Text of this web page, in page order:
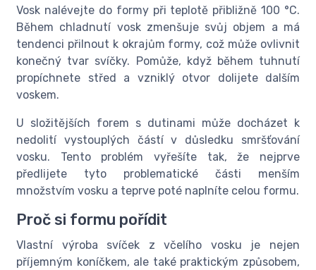
Vosk nalévejte do formy při teplotě přibližně 100 °C.
Během chladnutí vosk zmenšuje svůj objem a má
tendenci přilnout k okrajům formy, což může ovlivnit
konečný tvar svíčky. Pomůže, když během tuhnutí
propíchnete střed a vzniklý otvor dolijete dalším
voskem.
U složitějších forem s dutinami může docházet k
nedolití vystouplých částí v důsledku smršťování
vosku. Tento problém vyřešíte tak, že nejprve
předlijete tyto problematické části menším
množstvím vosku a teprve poté naplníte celou formu.
Proč si formu pořídit
Vlastní výroba svíček z včelího vosku je nejen
příjemným koníčkem, ale také praktickým způsobem,